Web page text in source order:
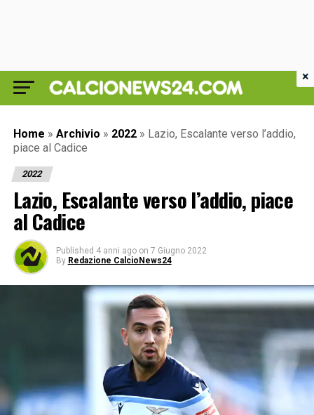
Home » Archivio » 2022 » Lazio, Escalante verso l’addio,
piace al Cadice
2022
Lazio, Escalante verso l’addio, piace
al Cadice
Published 4 anni ago on 7 Giugno 2022
By Redazione CalcioNews24
×